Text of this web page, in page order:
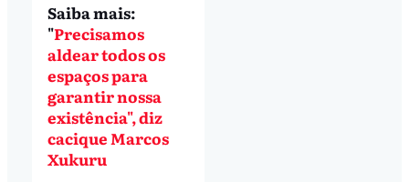
Saiba mais:
"Precisamos
aldear todos os
espaços para
garantir nossa
existência", diz
cacique Marcos
Xukuru